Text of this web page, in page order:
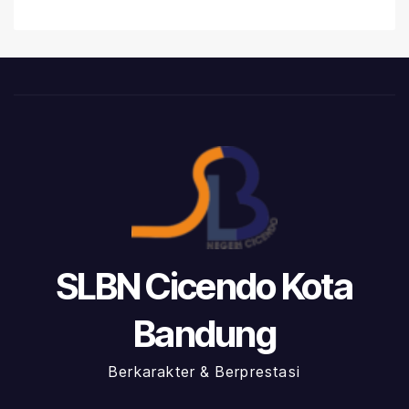
SLBN Cicendo Kota
Bandung
Berkarakter & Berprestasi